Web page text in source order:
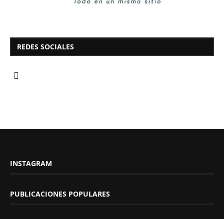
REDES SOCIALES
INSTAGRAM
PUBLICACIONES POPULARES